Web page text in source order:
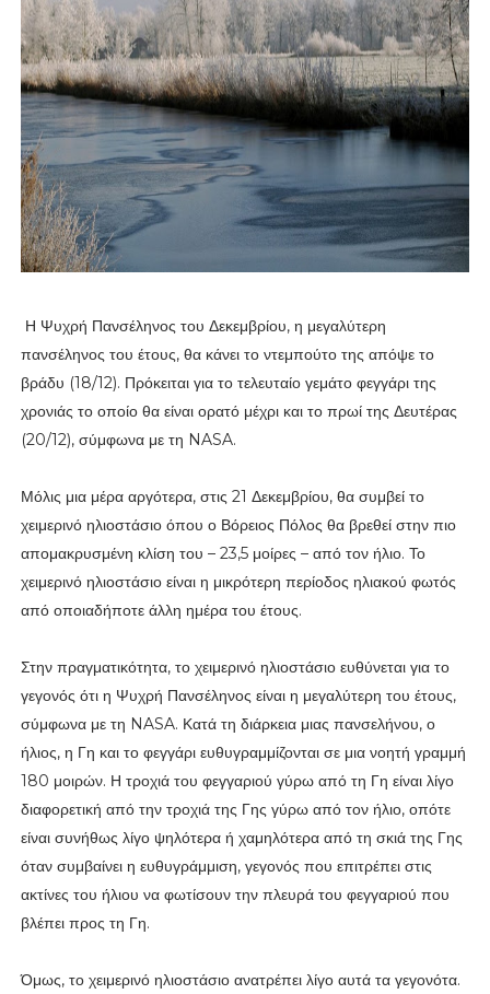
Η Ψυχρή Πανσέληνος του Δεκεμβρίου, η μεγαλύτερη
πανσέληνος του έτους, θα κάνει το ντεμπούτο της απόψε το
βράδυ (18/12). Πρόκειται για το τελευταίο γεμάτο φεγγάρι της
χρονιάς το οποίο θα είναι ορατό μέχρι και το πρωί της Δευτέρας
(20/12), σύμφωνα με τη NASA.
Μόλις μια μέρα αργότερα, στις 21 Δεκεμβρίου, θα συμβεί το
χειμερινό ηλιοστάσιο όπου ο Βόρειος Πόλος θα βρεθεί στην πιο
απομακρυσμένη κλίση του – 23,5 μοίρες – από τον ήλιο. Το
χειμερινό ηλιοστάσιο είναι η μικρότερη περίοδος ηλιακού φωτός
από οποιαδήποτε άλλη ημέρα του έτους.
Στην πραγματικότητα, το χειμερινό ηλιοστάσιο ευθύνεται για το
γεγονός ότι η Ψυχρή Πανσέληνος είναι η μεγαλύτερη του έτους,
σύμφωνα με τη NASA. Κατά τη διάρκεια μιας πανσελήνου, ο
ήλιος, η Γη και το φεγγάρι ευθυγραμμίζονται σε μια νοητή γραμμή
180 μοιρών. Η τροχιά του φεγγαριού γύρω από τη Γη είναι λίγο
διαφορετική από την τροχιά της Γης γύρω από τον ήλιο, οπότε
είναι συνήθως λίγο ψηλότερα ή χαμηλότερα από τη σκιά της Γης
όταν συμβαίνει η ευθυγράμμιση, γεγονός που επιτρέπει στις
ακτίνες του ήλιου να φωτίσουν την πλευρά του φεγγαριού που
βλέπει προς τη Γη.
Όμως, το χειμερινό ηλιοστάσιο ανατρέπει λίγο αυτά τα γεγονότα.